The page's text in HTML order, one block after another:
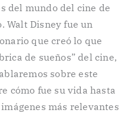
del mundo del cine de
Walt Disney fue un
que creó lo que
de sueños” del cine,
sobre este
cómo fue su vida hasta
más relevantes